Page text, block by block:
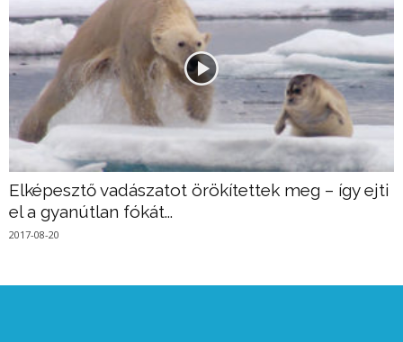
Elképesztő vadászatot örökítettek meg – így ejti
el a gyanútlan fókát...
2017-08-20